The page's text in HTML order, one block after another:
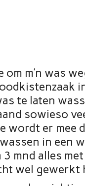
om m’n was
te laten
sowieso
wordt er mee
in een
mnd alles
wel